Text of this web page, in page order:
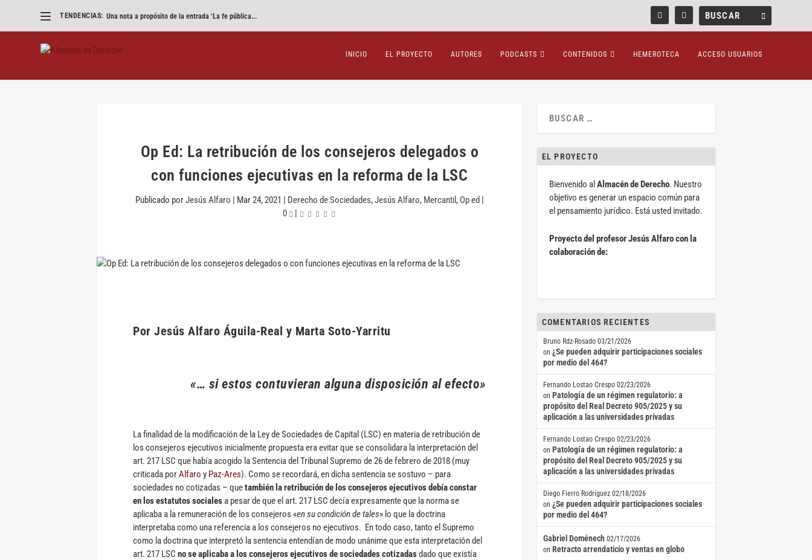
TENDENCIAS: Una nota a propósito de la entrada ‘La fe pública...
INICIO EL PROYECTO AUTORES PODCASTS CONTENIDOS HEMEROTECA ACCESO USUARIOS
Op Ed: La retribución de los consejeros delegados o
con funciones ejecutivas en la reforma de la LSC
Publicado porJesús Alfaro | Mar 24, 2021 | Derecho de Sociedades,Jesús Alfaro, Mercantil , Op ed |
0
|
Por Jesús Alfaro Águila-Real y Marta Soto-Yarritu
«… si estos contuvieran alguna disposición al efecto»
La finalidad de la modificación de la Ley de Sociedades de Capital (LSC) en materia de retribución de
los consejeros ejecutivos inicialmente propuesta era evitar que se consolidara la interpretación del
art. 217 LSC que había acogido la Sentencia del Tribunal Supremo de 26 de febrero de 2018 (muy
criticada porAlfaro y Paz-Ares). Como se recordará, en dicha sentencia se sostuvo – para
sociedades no cotizadas – quetambién la retribución de los consejeros ejecutivos debía constar
en los estatutos socialesa pesar de que el art. 217 LSC decía expresamente que la norma se
aplicaba a la remuneración de los consejeros «en su condición de tales» lo que la doctrina
interpretaba como una referencia a los consejeros no ejecutivos. En todo caso, tanto el Supremo
como la doctrina que interpretó la sentencia entendían de modo unánime que esta interpretación del
art. 217 LSC no se aplicaba a los consejeros ejecutivos de sociedades cotizadasdado que existía
EL PROYECTO
Bienvenido al Almacén de Derecho. Nuestro
objetivo es generar un espacio común para
el pensamiento jurídico. Está usted invitado.
Proyecto del profesor Jesús Alfaro con la
colaboración de:
COMENTARIOS RECIENTES
Bruno Rdz-Rosado 03/21/2026
on ¿Se pueden adquirir participaciones sociales
por medio del 464?
Fernando Lostao Crespo 02/23/2026
on Patología de un régimen regulatorio: a
propósito del Real Decreto 905/2025 y su
aplicación a las universidades privadas
Fernando Lostao Crespo 02/23/2026
on Patología de un régimen regulatorio: a
propósito del Real Decreto 905/2025 y su
aplicación a las universidades privadas
Diego Fierro Rodríguez 02/18/2026
on ¿Se pueden adquirir participaciones sociales
por medio del 464?
Gabriel Doménech 02/17/2026
on Retracto arrendaticio y ventas en globo